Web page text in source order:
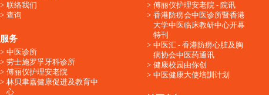
联络我们
查询
服务
中医诊所
劳士施罗孚牙科诊所
傅丽仪护理安老院
林贝聿嘉健康促进及教育中
心
傅丽仪护理安老院 - 院讯
香港防痨会中医诊所暨香港
大学中医临床教研中心开幕
特刊
中医汇 - 香港防痨心脏及胸
病协会中医药通讯
健康校园由你创
中医健康大使培訓计划